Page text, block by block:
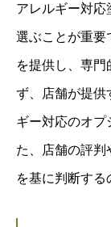
アレルギー対応
選ぶことが重要
を提供し、専門
ず、店舗が提供
ギー対応のオプ
た、店舗の評判
を基に判断する